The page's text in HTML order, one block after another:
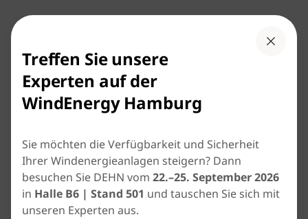
Downloads
Blitzschutz-Lösungen für
Windkraftanlagen
| Broschüre | DS103
Treffen Sie unsere
Experten auf der
WindEnergy Hamburg
Sie möchten die Verfügbarkeit und Sicherheit
Ihrer Windenergieanlagen steigern? Dann
besuchen Sie DEHN vom 22.–25. September 2026
in Halle B6 | Stand 501 und tauschen Sie sich mit
unseren Experten aus.